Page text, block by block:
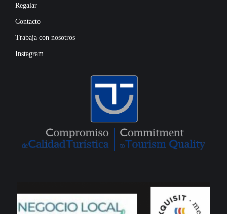
Regalar
Contacto
Trabaja con nosotros
Instagram